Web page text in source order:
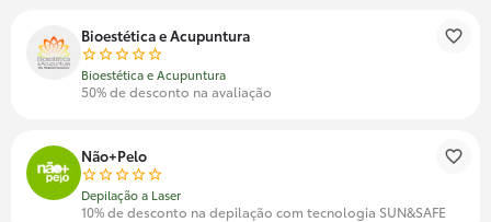
Bioestética e Acupuntura
Bioestética e Acupuntura
50% de desconto na avaliação
Não+Pelo
Depilação a Laser
10% de desconto na depilação com tecnologia SUN&SAFE